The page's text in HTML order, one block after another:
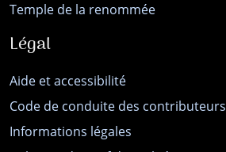
Temple de la renommée
Légal
Aide et accessibilité
Code de conduite des contributeurs
Informations légales